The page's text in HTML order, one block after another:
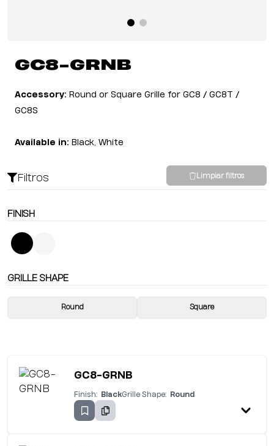
GC8-GRNB
Accessory: Round or Square Grille for GC8 / GC8T /
GC8S
Available in: Black, White
Filtros Limpiar filtros
FINISH
GRILLE SHAPE
Round Square
GC8-GRNB
Finish: BlackGrille Shape: Round